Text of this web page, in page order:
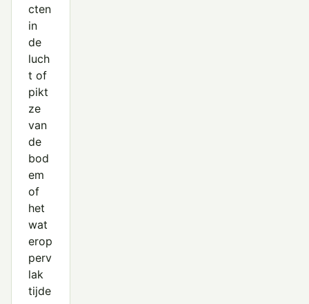
cten
in
de
luch
t of
pikt
ze
van
de
bod
em
of
het
wat
erop
perv
lak
tijde